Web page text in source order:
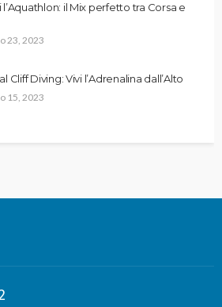
il Mix perfetto tra Corsa e
23, 2023
Cliff Diving: Vivi l’Adrenalina dall’Alto
15, 2023